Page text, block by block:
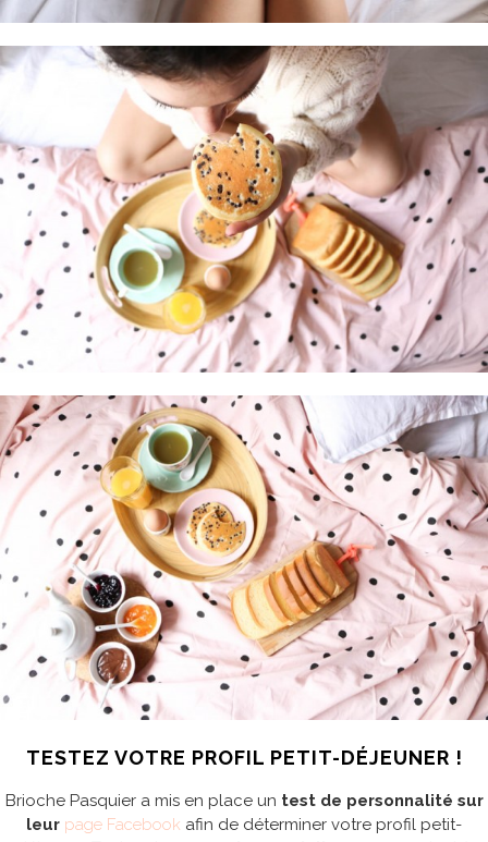
TESTEZ VOTRE PROFIL PETIT-DÉJEUNER !
Brioche Pasquier a mis en place un test de personnalité sur
leur page Facebook afin de déterminer votre profil petit-